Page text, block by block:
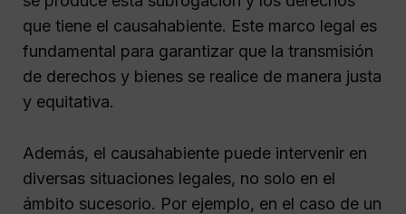
que tiene el causahabiente. Este marco legal es
fundamental para garantizar que la transmisión
de derechos y bienes se realice de manera justa
y equitativa.
Además, el causahabiente puede intervenir en
diversas situaciones legales, no solo en el
ámbito sucesorio. Por ejemplo, en el caso de un